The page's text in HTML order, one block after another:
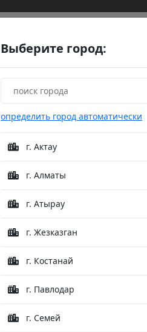
Выберите город:
определить город автоматически
г. Актау
г. Алматы
г. Атырау
г. Жезказган
г. Костанай
г. Павлодар
г. Семей